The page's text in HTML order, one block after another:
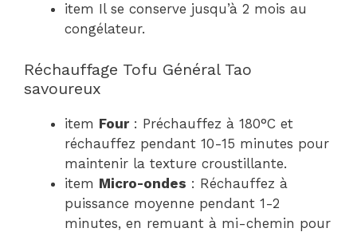
item Il se conserve jusqu’à 2 mois au
congélateur.
Réchauffage Tofu Général Tao
savoureux
item Four: Préchauffez à 180°C et
réchauffez pendant 10-15 minutes pour
maintenir la texture croustillante.
item Micro-ondes : Réchauffez à
puissance moyenne pendant 1-2
minutes, en remuant à mi-chemin pour